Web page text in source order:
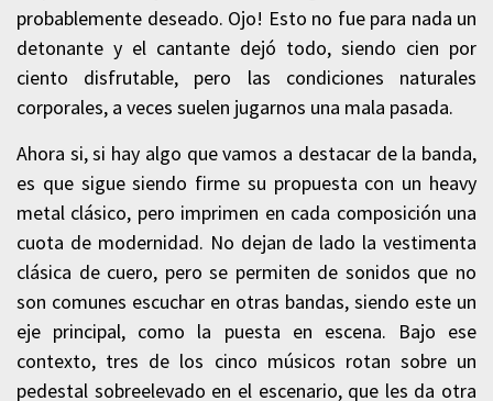
probablemente deseado. Ojo! Esto no fue para nada un
detonante y el cantante dejó todo, siendo cien por
ciento disfrutable, pero las condiciones naturales
corporales, a veces suelen jugarnos una mala pasada.
Ahora si, si hay algo que vamos a destacar de la banda,
es que sigue siendo firme su propuesta con un heavy
metal clásico, pero imprimen en cada composición una
cuota de modernidad. No dejan de lado la vestimenta
clásica de cuero, pero se permiten de sonidos que no
son comunes escuchar en otras bandas, siendo este un
eje principal, como la puesta en escena. Bajo ese
contexto, tres de los cinco músicos rotan sobre un
pedestal sobreelevado en el escenario, que les da otra